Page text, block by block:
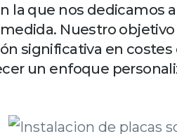
la que nos dedicamos
Nuestro
significativa en costes
un enfoque